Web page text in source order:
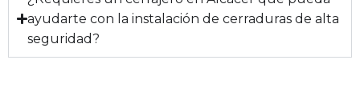
ayudarte con la instalación de cerraduras de alta
seguridad?